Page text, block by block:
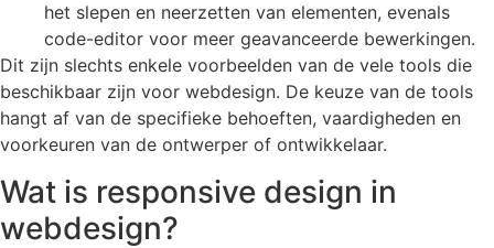
het slepen en neerzetten van elementen, evenals
code-editor voor meer geavanceerde bewerkingen.
Dit zijn slechts enkele voorbeelden van de vele tools die
beschikbaar zijn voor webdesign. De keuze van de tools
hangt af van de specifieke behoeften, vaardigheden en
voorkeuren van de ontwerper of ontwikkelaar.
Wat is responsive design in
webdesign?